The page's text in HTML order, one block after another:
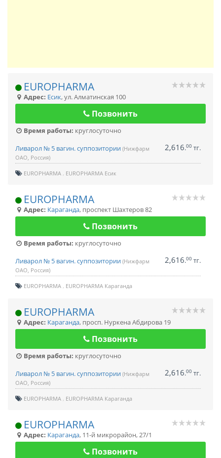
EUROPHARMA
Адрес: Есик,ул. Алматинская 100
Позвонить
Время работы: круглосуточно
Ливарол № 5 вагин. суппозитории (Нижфарм
ОАО, Россия)
2,616.00 тг.
EUROPHARMA EUROPHARMA Есик
EUROPHARMA
Адрес: Караганда, проспект Шахтеров 82
Позвонить
Время работы: круглосуточно
Ливарол № 5 вагин. суппозитории (Нижфарм
ОАО, Россия)
2,616.00 тг.
EUROPHARMA EUROPHARMA Караганда
EUROPHARMA
Адрес: Караганда, просп. Нуркена Абдирова 19
Позвонить
Время работы: круглосуточно
Ливарол № 5 вагин. суппозитории (Нижфарм
ОАО, Россия)
2,616.00 тг.
EUROPHARMA EUROPHARMA Караганда
EUROPHARMA
Адрес: Караганда, 11-й микрорайон, 27/1
Позвонить